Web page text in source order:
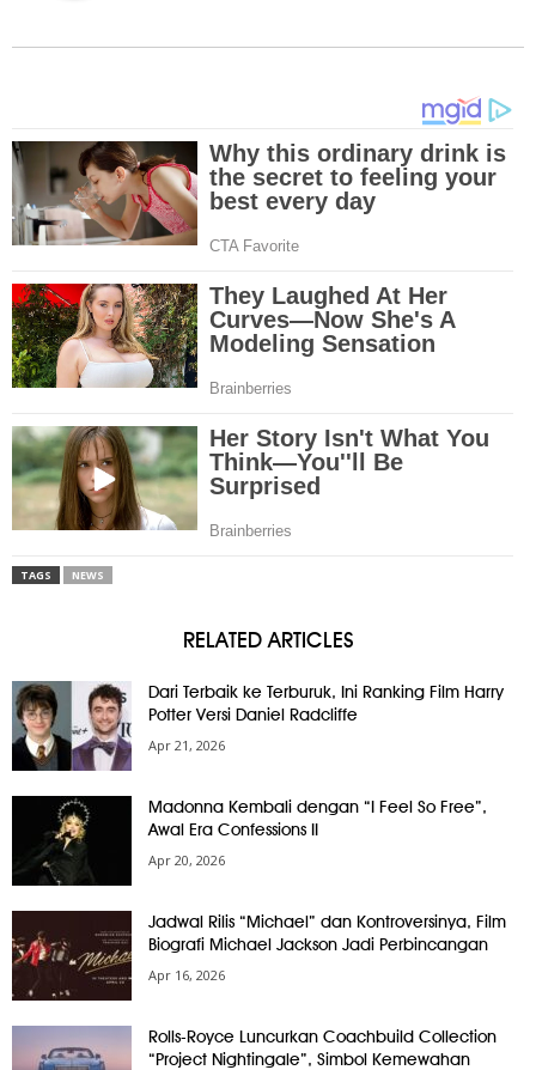
TAGS NEWS
RELATED ARTICLES
Dari Terbaik ke Terburuk, Ini Ranking Film Harry
Potter Versi Daniel Radcliffe
Apr 21, 2026
Madonna Kembali dengan “I Feel So Free”,
Awal Era Confessions II
Apr 20, 2026
Jadwal Rilis “Michael” dan Kontroversinya, Film
Biografi Michael Jackson Jadi Perbincangan
Apr 16, 2026
Rolls-Royce Luncurkan Coachbuild Collection
“Project Nightingale”, Simbol Kemewahan